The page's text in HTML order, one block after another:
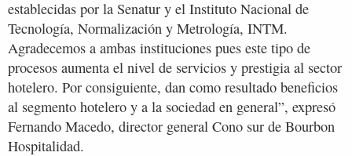
establecidas por la Senatur y el Instituto Nacional de
Tecnología, Normalización y Metrología, INTM.
Agradecemos a ambas instituciones pues este tipo de
procesos aumenta el nivel de servicios y prestigia al sector
hotelero. Por consiguiente, dan como resultado beneficios
al segmento hotelero y a la sociedad en general”, expresó
Fernando Macedo, director general Cono sur de Bourbon
Hospitalidad.